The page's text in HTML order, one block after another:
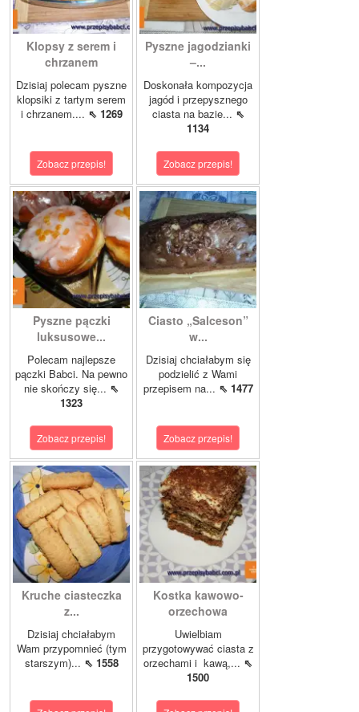
Klopsy z serem i
chrzanem
Dzisiaj polecam pyszne
klopsiki z tartym serem
i chrzanem.... ⇖ 1269
Zobacz przepis!
Pyszne jagodzianki
–...
Doskonała kompozycja
jagód i przepysznego
ciasta na bazie... ⇖
1134
Zobacz przepis!
Pyszne pączki
luksusowe...
Polecam najlepsze
pączki Babci. Na pewno
nie skończy się... ⇖
1323
Zobacz przepis!
Ciasto „Salceson”
w...
Dzisiaj chciałabym się
podzielić z Wami
przepisem na... ⇖ 1477
Zobacz przepis!
Kruche ciasteczka
z...
Dzisiaj chciałabym
Wam przypomnieć (tym
starszym)... ⇖ 1558
Kostka kawowo-
orzechowa
Uwielbiam
przygotowywać ciasta z
orzechami i kawą,... ⇖
1500